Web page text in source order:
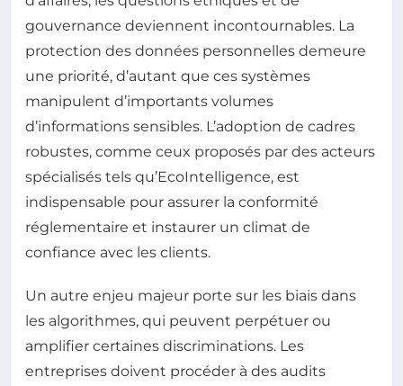
gouvernance deviennent incontournables. La
protection des données personnelles demeure
une priorité, d’autant que ces systèmes
manipulent d’importants volumes
d’informations sensibles. L’adoption de cadres
robustes, comme ceux proposés par des acteurs
spécialisés tels qu’EcoIntelligence, est
indispensable pour assurer la conformité
réglementaire et instaurer un climat de
confiance avec les clients.
Un autre enjeu majeur porte sur les biais dans
les algorithmes, qui peuvent perpétuer ou
amplifier certaines discriminations. Les
entreprises doivent procéder à des audits